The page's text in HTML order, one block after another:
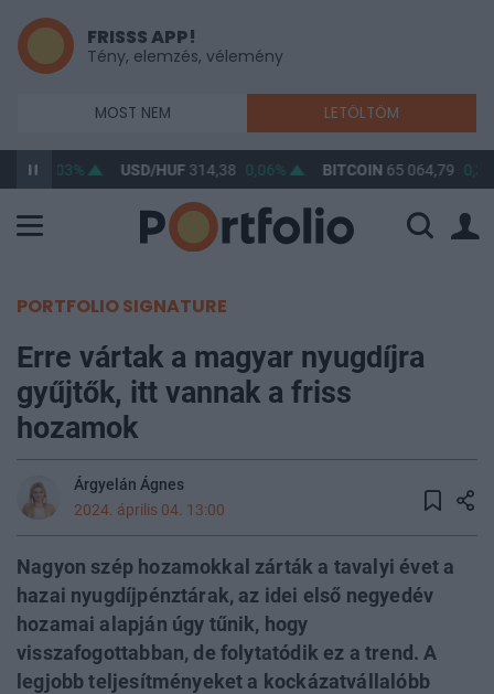
FRISSS APP!
Tény, elemzés, vélemény
MOST NEM LETÖLTÖM
0,03% USD/HUF314,38 0,06% BITCOIN65 064,79
PORTFOLIO SIGNATURE
Erre vártak a magyar nyugdíjra
gyűjtők, itt vannak a friss
hozamok
Árgyelán Ágnes
2024. április 04. 13:00
Nagyon szép hozamokkal zárták a tavalyi évet a
hazai nyugdíjpénztárak, az idei első negyedév
hozamai alapján úgy tűnik, hogy
visszafogottabban, de folytatódik ez a trend. A
legjobb teljesítményeket a kockázatvállalóbb